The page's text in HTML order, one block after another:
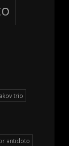
trio
antidoto